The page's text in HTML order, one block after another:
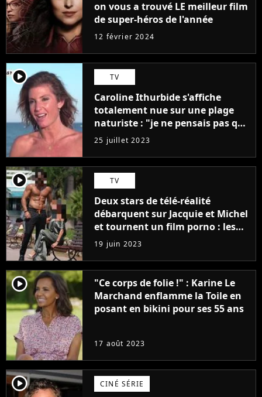
on vous a trouvé LE meilleur film
de super-héros de l'année
12 février 2024
player2 TV
Caroline Ithurbide s'affiche
totalement nue sur une plage
naturiste : "je ne pensais pas que
j'arriverais à le faire..."
25 juillet 2023
player2 TV
Deux stars de télé-réalité
débarquent sur Jacquie et Michel
et tournent un film porno : les
premières images du tournage
(exclu)
19 juin 2023
player2
"Ce corps de folie !" : Karine Le
Marchand enflamme la Toile en
posant en bikini pour ses 55 ans
17 août 2023
player2 CINÉ SÉRIE